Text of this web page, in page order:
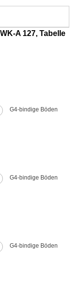
A 127, Tabelle
G4-bindige Böden
G4-bindige Böden
G4-bindige Böden